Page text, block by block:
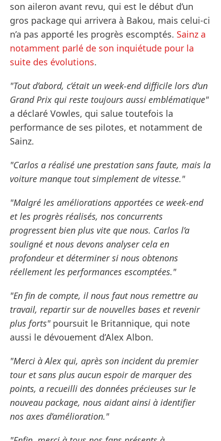
son aileron avant revu, qui est le début d’un
gros package qui arrivera à Bakou, mais celui-ci
n’a pas apporté les progrès escomptés. Sainz a
notamment parlé de son inquiétude pour la
suite des évolutions.
"Tout d’abord, c’était un week-end difficile lors d’un
Grand Prix qui reste toujours aussi emblématique"
a déclaré Vowles, qui salue toutefois la
performance de ses pilotes, et notamment de
Sainz.
"Carlos a réalisé une prestation sans faute, mais la
voiture manque tout simplement de vitesse."
"Malgré les améliorations apportées ce week-end
et les progrès réalisés, nos concurrents
progressent bien plus vite que nous. Carlos l’a
souligné et nous devons analyser cela en
profondeur et déterminer si nous obtenons
réellement les performances escomptées."
"En fin de compte, il nous faut nous remettre au
travail, repartir sur de nouvelles bases et revenir
plus forts"poursuit le Britannique, qui note
aussi le dévouement d’Alex Albon.
"Merci à Alex qui, après son incident du premier
tour et sans plus aucun espoir de marquer des
points, a recueilli des données précieuses sur le
nouveau package, nous aidant ainsi à identifier
nos axes d’amélioration."